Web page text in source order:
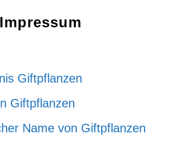
Impressum
Giftpflanzen
Giftpflanzen
Name von Giftpflanzen